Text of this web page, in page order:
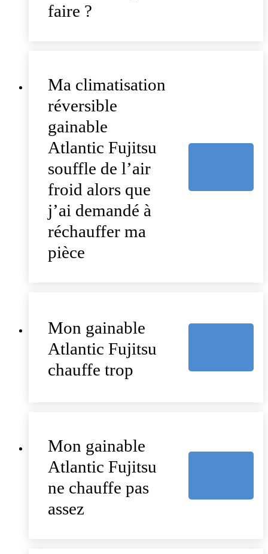
faire ?
Ma climatisation
réversible
gainable
Atlantic Fujitsu
souffle de l’air
froid alors que
j’ai demandé à
réchauffer ma
pièce
Mon gainable
Atlantic Fujitsu
chauffe trop
Mon gainable
Atlantic Fujitsu
ne chauffe pas
assez